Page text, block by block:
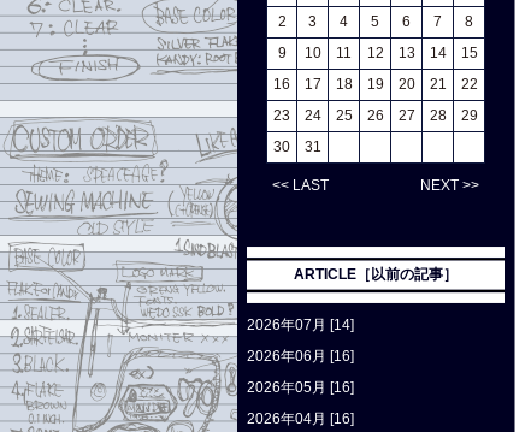
2
3 4 5 6 7
8
9
10 11 12 13 14
15
16
17 18 19 20 21
22
23
24 25 26 27 28
29
30
31
<< LAST NEXT >>
ARTICLE［以前の記事］
2026年07月 [14]
2026年06月 [16]
2026年05月 [16]
2026年04月 [16]